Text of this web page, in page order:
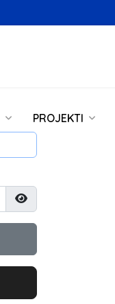
PROJEKTI
Prikaži lozinku